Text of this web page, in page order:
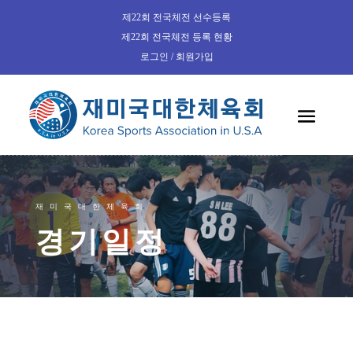
제22회 전국체전 선수등록
제22회 전국체전 등록 현황
로그인 / 회원가입
재미국대한체육회
경기일정